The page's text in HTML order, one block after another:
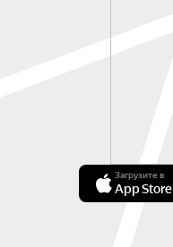
Загрузите в
App Store